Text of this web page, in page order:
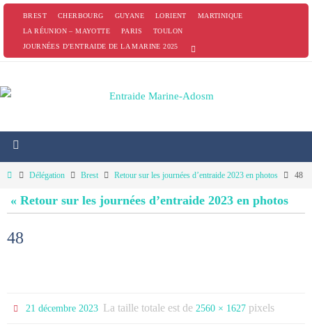
PasserBREST CHERBOURG GUYANE LORIENT
MARTINIQUE
LA RÉUNION – MAYOTTE
PARIS
TOULON
JOURNÉES D’ENTRAIDE DE LA MARINE 2025
HomeDélégation Brest Retour sur les journées d’entraide 2023 en photos 48
« Retour sur les journées d’entraide 2023 en photos
48
21 décembre 2023 La taille totale est de 2560 × 1627 pixels